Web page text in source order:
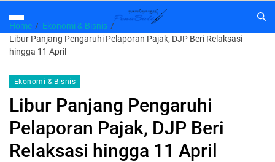
Home
Ekonomi & Bisnis
Libur Panjang Pengaruhi Pelaporan Pajak, DJP Beri Relaksasi
hingga 11 April
Ekonomi & Bisnis
Libur Panjang Pengaruhi
Pelaporan Pajak, DJP Beri
Relaksasi hingga 11 April